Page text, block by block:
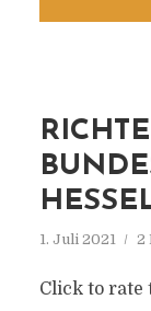
1. Juli 2021 2
Click to rate